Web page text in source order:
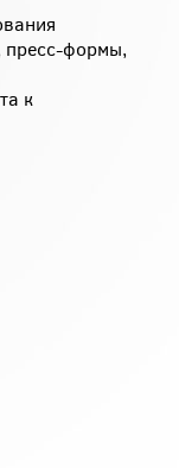
пресс-формы,
к